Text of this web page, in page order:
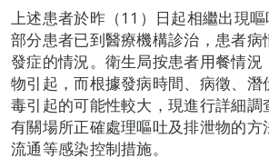
上述患者於昨（11）日起相繼出現嘔
部分患者已到醫療機構診治，患者病
發症的情況。衛生局按患者用餐情況
物引起，而根據發病時間、病徵、潛
毒引起的可能性較大，現進行詳細調
有關場所正確處理嘔吐及排泄物的方
流通等感染控制措施。